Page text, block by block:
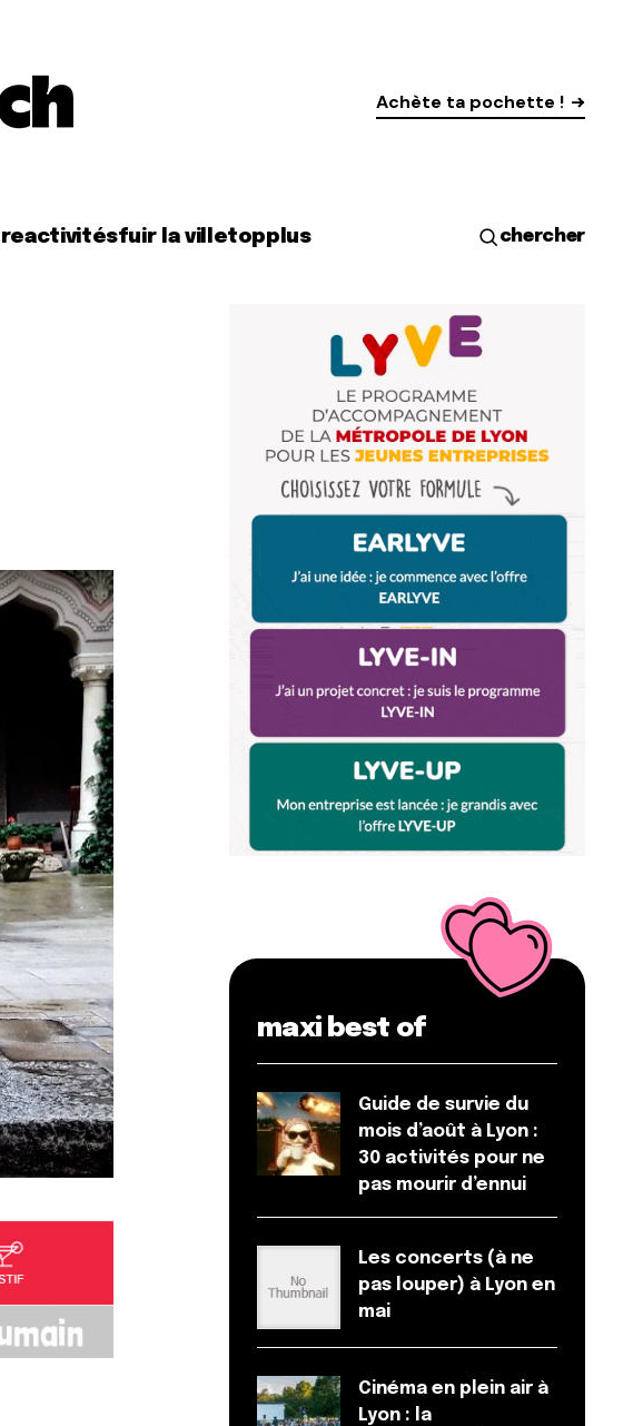
Achète ta pochette !
activitésfuir la villetopplus chercher
maxi best of
Guide de survie du
mois d’août à Lyon :
30 activités pour ne
pas mourir d’ennui
Les concerts (à ne
pas louper) à Lyon en
mai
Cinéma en plein air à
Lyon : la